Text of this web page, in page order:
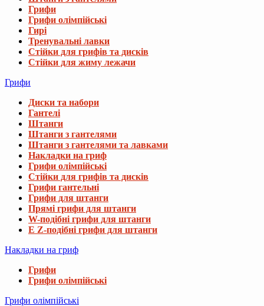
Грифи
Грифи олімпійські
Гирі
Тренувальні лавки
Стійки для грифів та дисків
Стійки для жиму лежачи
Грифи
Диски та набори
Гантелі
Штанги
Штанги з гантелями
Штанги з гантелями та лавками
Накладки на гриф
Грифи олімпійські
Стійки для грифів та дисків
Грифи гантельні
Грифи для штанги
Прямі грифи для штанги
W-подібні грифи для штанги
E Z-подібні грифи для штанги
Накладки на гриф
Грифи
Грифи олімпійські
Грифи олімпійські